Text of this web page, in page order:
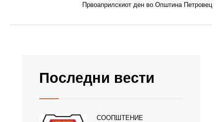
Првоаприлскиот ден во Општина Петровец
Последни вести
СООПШТЕНИЕ